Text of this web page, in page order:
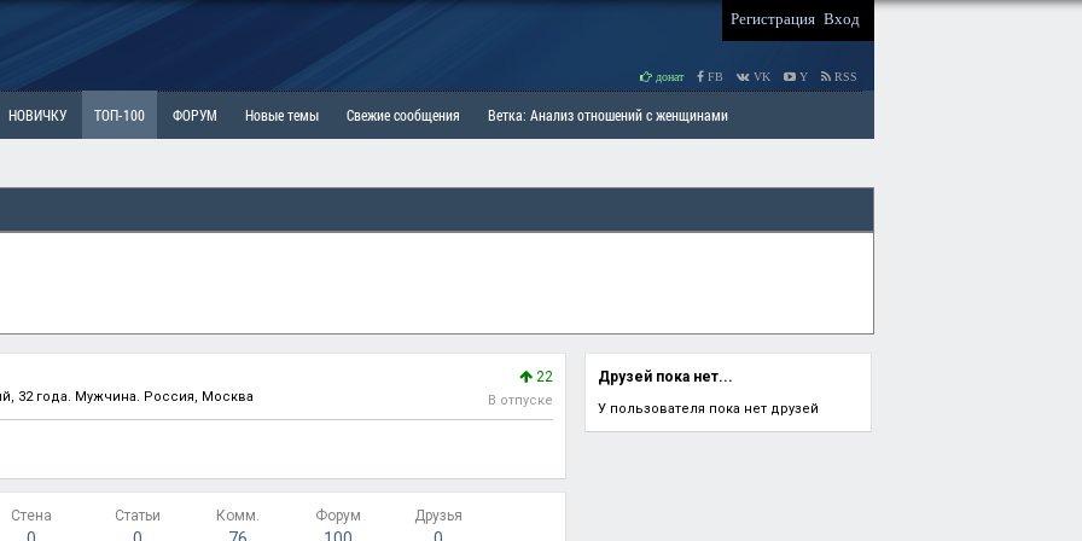
Регистрация Вход
донат FB VK Y RSS
НОВИЧКУ ТОП-100 ФОРУМ Новые темы Свежие сообщения Ветка: Анализ отношений с женщинами
22
32 года. Мужчина. Россия, Москва В отпуске
Стена Статьи Комм. Форум Друзья
Друзей пока нет...
У пользователя пока нет друзей